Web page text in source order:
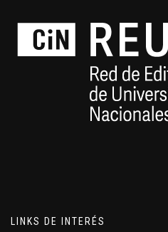
LINKS DE INTERÉS